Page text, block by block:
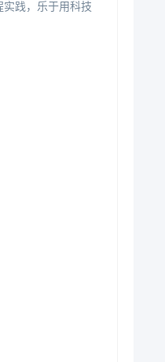
践，乐于用科技